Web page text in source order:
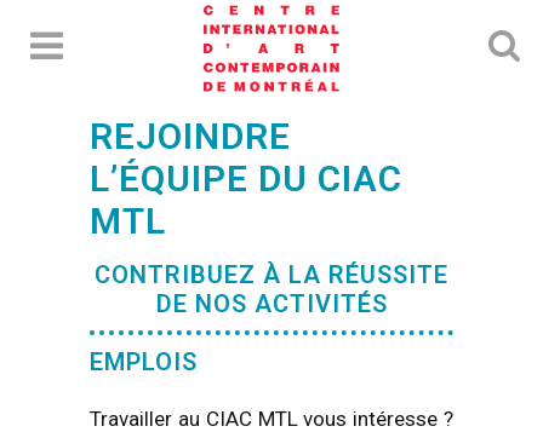
REJOINDRE
L’ÉQUIPE DU CIAC
MTL
CONTRIBUEZ À LA RÉUSSITE
DE NOS ACTIVITÉS
EMPLOIS
Travailler au CIAC MTL vous intéresse ?